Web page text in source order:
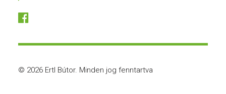
© 2026 Ertl Bútor. Minden jog fenntartva